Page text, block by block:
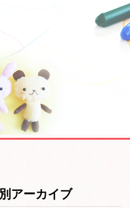
アーカイブ